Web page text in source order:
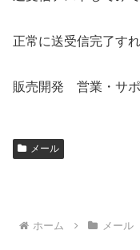
正常に送受信完了す
販売開発 営業・サ
メール
ホーム メール